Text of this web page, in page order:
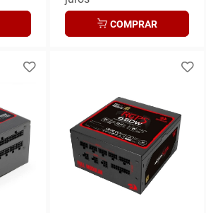
COMPRAR